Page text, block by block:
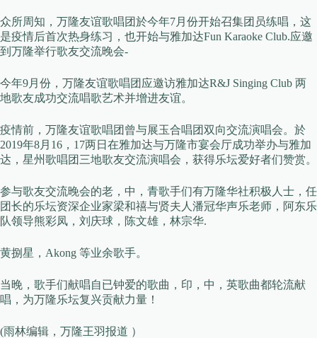
众所周知，万隆友谊歌唱团於今年7月份开始召集团员练唱，这
是疫情后首次热身练习，也开始与雅加达Fun Karaoke Club.应邀
到万隆举行歌友交流晚会-
今年9月份，万隆友谊歌唱团应邀访雅加达R&J Singing Club 两
地歌友成功交流唱歌艺术并增进友谊。
疫情前，万隆友谊歌唱团曾与展玉合唱团双向交流演唱会。於
2019年8月16，17两日在雅加达与万隆市宴会厅成功举办与雅加
达，星州歌唱团三地歌友交流演唱会，获得乐坛爱好者们赞赏。
参与歌友交流晚会的老，中，青歌手们有万隆华社积极人士，任
团长的乐坛资深企业家梁和禧与贤夫人潘冠华声乐老师，阿东乐
队领导熊彩凤，刘庆球，陈文雄，林宗华.
黄捌星，Akong 等业余歌手。
当晚，歌手们献唱自已钟爱的歌曲，印，中，英歌曲都轮流献
唱，为万隆乐坛复兴贡献力量！
(雨林编辑，万隆王羽报道 ）